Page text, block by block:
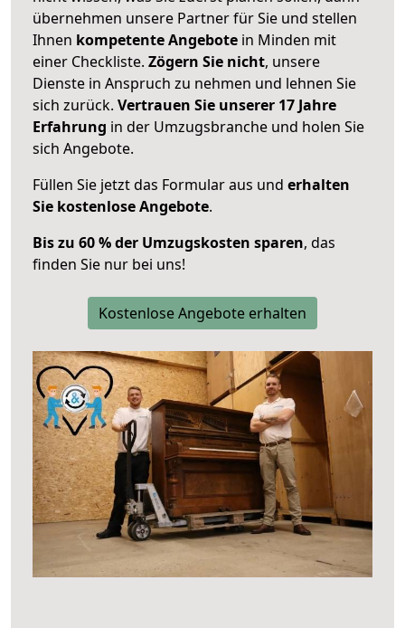
übernehmen unsere Partner für Sie und stellen
Ihnen kompetente Angebote in Minden mit
einer Checkliste. Zögern Sie nicht, unsere
Dienste in Anspruch zu nehmen und lehnen Sie
sich zurück. Vertrauen Sie unserer 17 Jahre
Erfahrung in der Umzugsbranche und holen Sie
sich Angebote.
Füllen Sie jetzt das Formular aus und erhalten
Sie kostenlose Angebote.
Bis zu 60 % der Umzugskosten sparen, das
finden Sie nur bei uns!
Kostenlose Angebote erhalten